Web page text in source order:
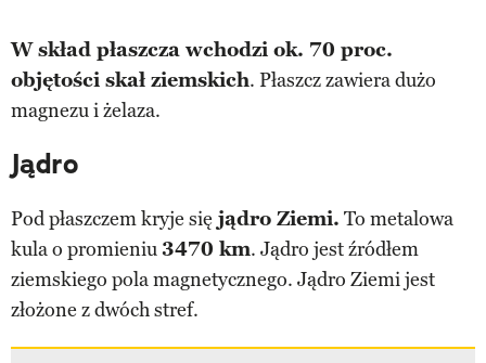
W skład płaszcza wchodzi ok. 70 proc.
objętości skał ziemskich. Płaszcz zawiera dużo
magnezu i żelaza.
Jądro
Pod płaszczem kryje się jądro Ziemi. To metalowa
kula o promieniu3470 km. Jądro jest źródłem
ziemskiego pola magnetycznego. Jądro Ziemi jest
złożone z dwóch stref.